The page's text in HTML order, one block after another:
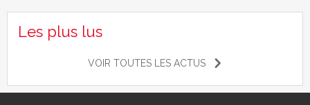
Les plus lus
VOIR TOUTES LES ACTUS